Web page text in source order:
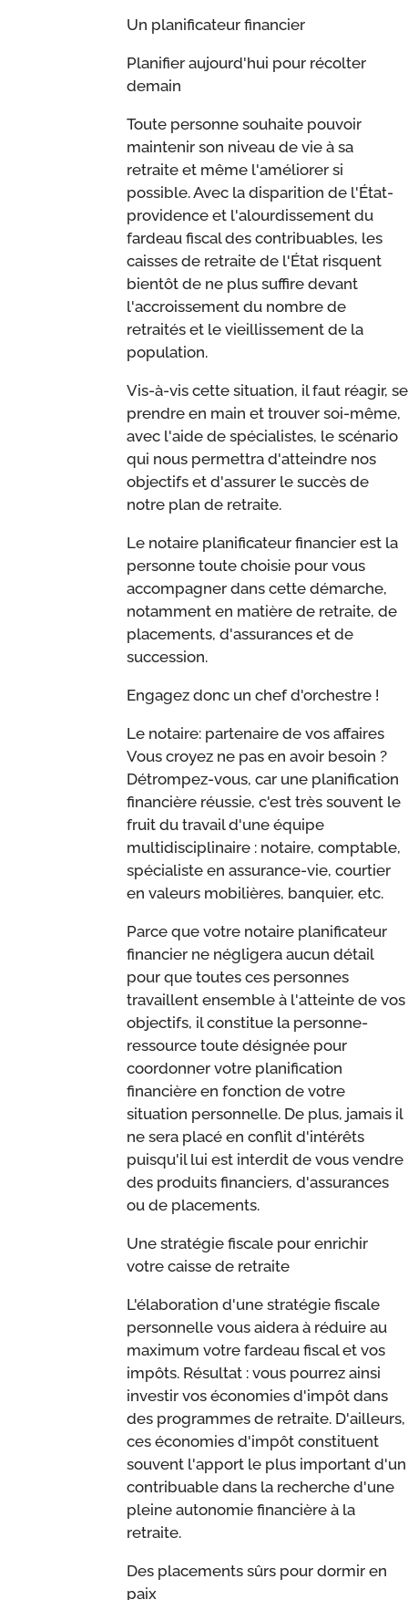
Un planificateur financier
Planifier aujourd'hui pour récolter
demain
Toute personne souhaite pouvoir
maintenir son niveau de vie à sa
retraite et même l'améliorer si
possible. Avec la disparition de l'État-
providence et l'alourdissement du
fardeau fiscal des contribuables, les
caisses de retraite de l'État risquent
bientôt de ne plus suffire devant
l'accroissement du nombre de
retraités et le vieillissement de la
population.
Vis-à-vis cette situation, il faut réagir, se
prendre en main et trouver soi-même,
avec l'aide de spécialistes, le scénario
qui nous permettra d'atteindre nos
objectifs et d'assurer le succès de
notre plan de retraite.
Le notaire planificateur financier est la
personne toute choisie pour vous
accompagner dans cette démarche,
notamment en matière de retraite, de
placements, d'assurances et de
succession.
Engagez donc un chef d'orchestre !
Le notaire: partenaire de vos affaires
Vous croyez ne pas en avoir besoin ?
Détrompez-vous, car une planification
financière réussie, c'est très souvent le
fruit du travail d'une équipe
multidisciplinaire : notaire, comptable,
spécialiste en assurance-vie, courtier
en valeurs mobilières, banquier, etc.
Parce que votre notaire planificateur
financier ne négligera aucun détail
pour que toutes ces personnes
travaillent ensemble à l'atteinte de vos
objectifs, il constitue la personne-
ressource toute désignée pour
coordonner votre planification
financière en fonction de votre
situation personnelle. De plus, jamais il
ne sera placé en conflit d'intérêts
puisqu'il lui est interdit de vous vendre
des produits financiers, d'assurances
ou de placements.
Une stratégie fiscale pour enrichir
votre caisse de retraite
L'élaboration d'une stratégie fiscale
personnelle vous aidera à réduire au
maximum votre fardeau fiscal et vos
impôts. Résultat : vous pourrez ainsi
investir vos économies d'impôt dans
des programmes de retraite. D'ailleurs,
ces économies d'impôt constituent
souvent l'apport le plus important d'un
contribuable dans la recherche d'une
pleine autonomie financière à la
retraite.
Des placements sûrs pour dormir en
paix